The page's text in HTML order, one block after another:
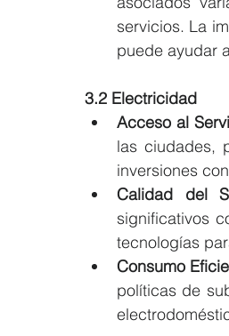
servicios. La
puede ayudar
3.2 Electricidad
Acceso al
las ciudades,
inversiones
Calidad del
significativos
tecnologías
Consumo
políticas de